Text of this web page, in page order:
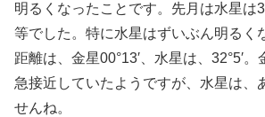
明るくなったことです。先月は水星は
等でした。特に水星はずいぶん明るく
距離は、金星00°13′、水星は、32°5′
急接近していたようですが、水星は、
せんね。